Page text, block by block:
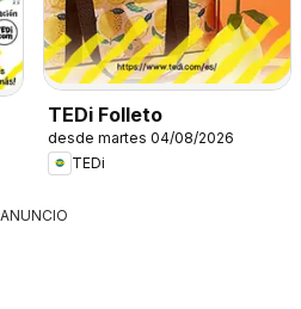
TEDi Folleto
desde martes 04/08/2026
TEDi
ANUNCIO